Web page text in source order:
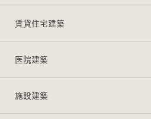
賃貸住宅建築
医院建築
施設建築